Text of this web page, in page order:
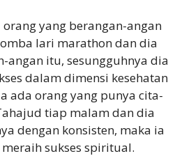
yang berangan-angan
lari marathon dan dia
angan itu, sesungguhnya dia
dalam dimensi kesehatan
ada orang yang punya cita-
tiap malam dan dia
dengan konsisten, maka ia
sukses spiritual.